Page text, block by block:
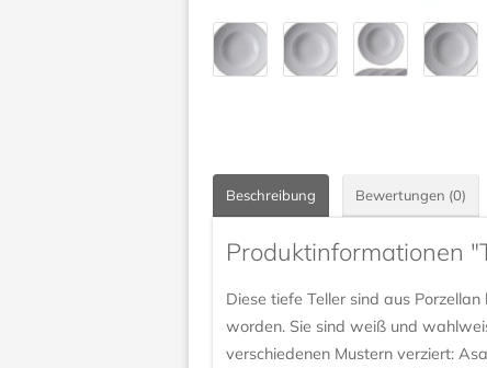
Beschreibung Bewertungen (0)
Produktinformationen
Diese tiefe Teller sind aus
worden. Sie sind weiß und
verschiedenen Mustern verziert: